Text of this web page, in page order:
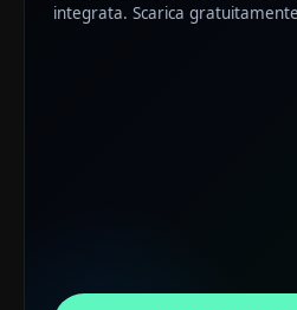
integrata. Scarica